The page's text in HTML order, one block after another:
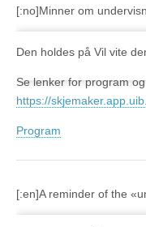
[:no]Minner om
Den holdes på Vil vite
Se lenker for program
https://
Program
[:en]A reminder of the